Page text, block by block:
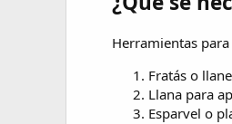
Herramientas
Fratás o
Llana para
Esparvel o